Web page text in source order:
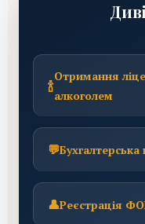
🍾
Отримання
алкоголем
💬Бухгалтерська
👤Реєстрація